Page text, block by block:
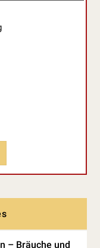
– Bräuche und